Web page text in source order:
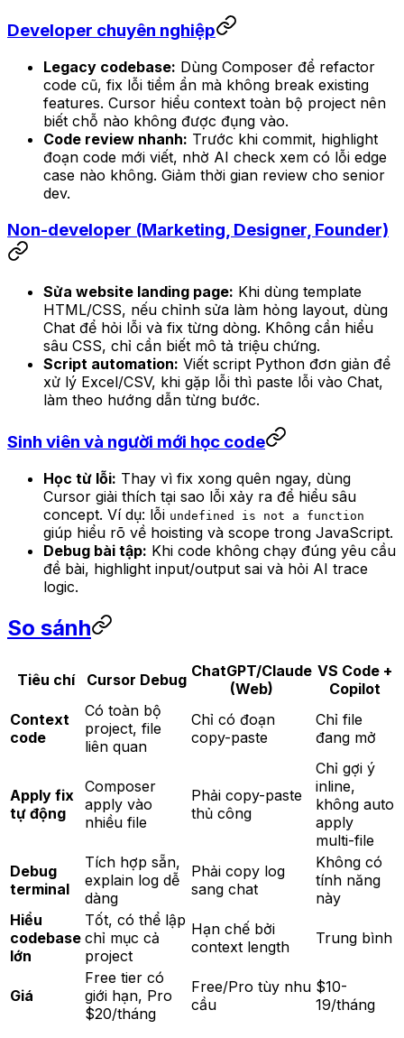
Developer chuyên nghiệp
Legacy codebase: Dùng Composer để refactor
code cũ, fix lỗi tiềm ẩn mà không break existing
features. Cursor hiểu context toàn bộ project nên
biết chỗ nào không được đụng vào.
Code review nhanh: Trước khi commit, highlight
đoạn code mới viết, nhờ AI check xem có lỗi edge
case nào không. Giảm thời gian review cho senior
dev.
Non-developer (Marketing, Designer, Founder)
Sửa website landing page: Khi dùng template
HTML/CSS, nếu chỉnh sửa làm hỏng layout, dùng
Chat để hỏi lỗi và fix từng dòng. Không cần hiểu
sâu CSS, chỉ cần biết mô tả triệu chứng.
Script automation: Viết script Python đơn giản để
xử lý Excel/CSV, khi gặp lỗi thì paste lỗi vào Chat,
làm theo hướng dẫn từng bước.
Sinh viên và người mới học code
Học từ lỗi: Thay vì fix xong quên ngay, dùng
Cursor giải thích tại sao lỗi xảy ra để hiểu sâu
concept. Ví dụ: lỗi undefined is not a function
giúp hiểu rõ về hoisting và scope trong JavaScript.
Debug bài tập: Khi code không chạy đúng yêu cầu
đề bài, highlight input/output sai và hỏi AI trace
logic.
So sánh
Tiêu chí Cursor Debug ChatGPT/Claude
(Web)
VS Code +
Copilot
Context
code
Có toàn bộ
project, file
liên quan
Chỉ có đoạn
copy-paste
Chỉ file
đang mở
Apply fix
tự động
Composer
apply vào
nhiều file
Phải copy-paste
thủ công
Chỉ gợi ý
inline,
không auto
apply
multi-file
Debug
terminal
Tích hợp sẵn,
explain log dễ
dàng
Phải copy log
sang chat
Không có
tính năng
này
Hiểu
codebase
lớn
Tốt, có thể lập
chỉ mục cả
project
Hạn chế bởi
context length
Trung bình
Giá
Free tier có
giới hạn, Pro
$20/tháng
Free/Pro tùy nhu
cầu
$10-
19/tháng